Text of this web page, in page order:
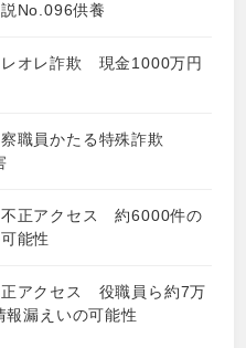
No.096供養
レオレ詐欺 現金1000万円
職員かたる特殊詐欺
不正アクセス 約6000件の
能性
アクセス 役職員ら約7万
漏えいの可能性